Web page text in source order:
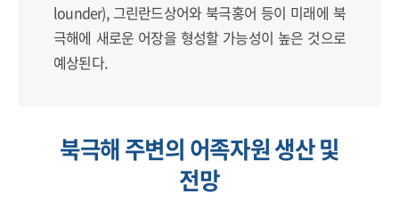
lounder), 그린란드상어와 북극홍어 등이 미래에 북
극해에 새로운 어장을 형성할 가능성이 높은 것으로
예상된다.
북극해 주변의 어족자원 생산 및
전망